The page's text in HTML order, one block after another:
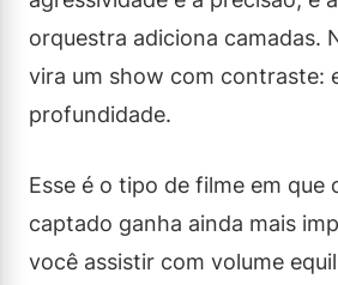
orquestra adiciona camadas.
vira um show com contraste:
profundidade.
Esse é o tipo de filme em que
captado ganha ainda mais
você assistir com volume